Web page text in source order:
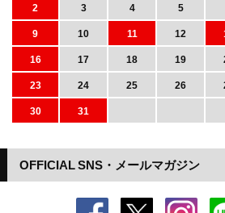
OFFICIAL SNS・メールマガジン
2
3 4 5
9
10 11 12
16
17 18 19
23
24 25 26
30
31